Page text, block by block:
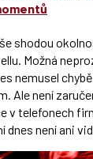
shodou
Možná
nemusel
Ale není
v telefonech
dnes není ani